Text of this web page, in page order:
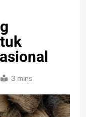
3 mins